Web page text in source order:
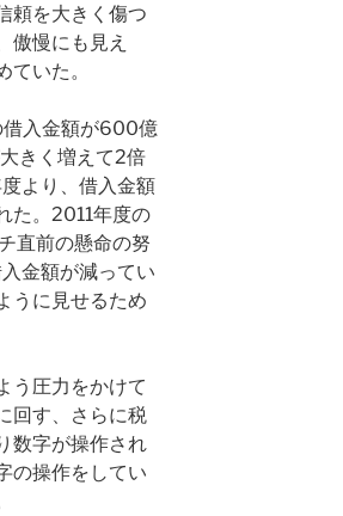
頼を大きく傷つ
傲慢にも見え
いた。
入金額が600億
きく増えて2倍
より、借入金額
た。2011年度の
直前の懸命の努
金額が減ってい
うに見せるため
う圧力をかけて
回す、さらに税
数字が操作され
の操作をしてい